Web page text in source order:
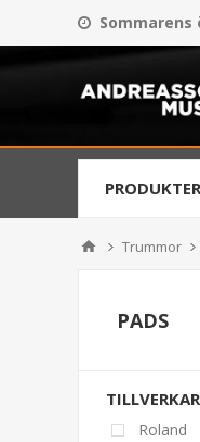
PRODUKTER
Trummor
PADS
Roland